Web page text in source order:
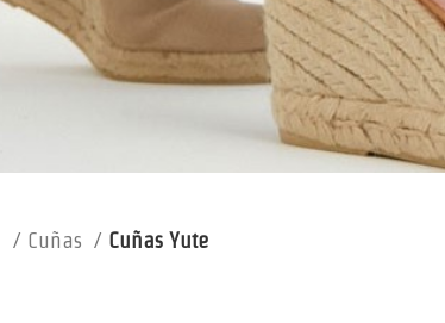
Cuñas Cuñas Yute